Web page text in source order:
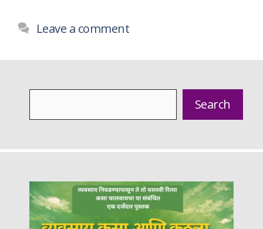
Leave a comment
Search